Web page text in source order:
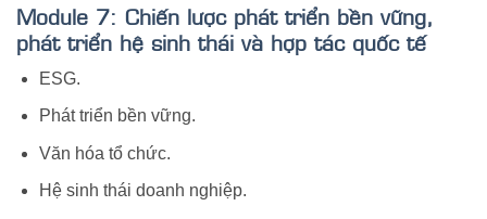
Module 7: Chiến lược phát triển bền vững,
phát triển hệ sinh thái và hợp tác quốc tế
ESG.
Phát triển bền vững.
Văn hóa tổ chức.
Hệ sinh thái doanh nghiệp.